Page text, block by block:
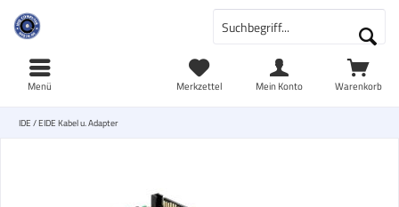
Warenkorb
Merkzettel Mein Konto
Menü
IDE / EIDE Kabel u. Adapter